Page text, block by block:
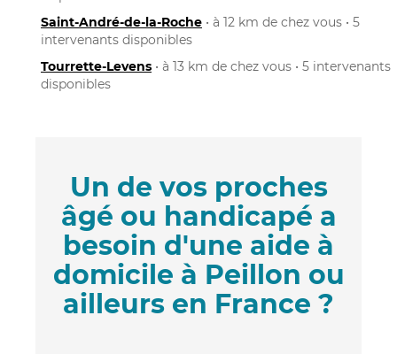
Saint-André-de-la-Roche • à 12 km de chez vous • 5
intervenants disponibles
Tourrette-Levens • à 13 km de chez vous • 5 intervenants
disponibles
Un de vos proches
âgé ou handicapé a
besoin d'une aide à
domicile à Peillon ou
ailleurs en France ?